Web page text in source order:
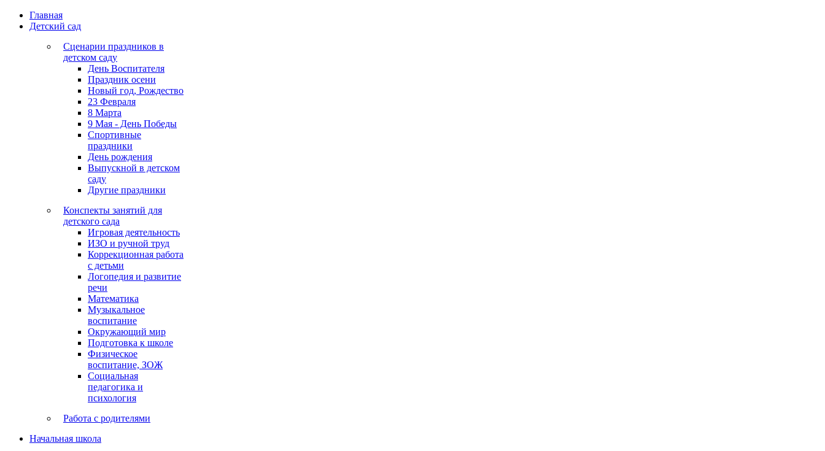
Главная
Детский сад
Сценарии праздников в
детском саду
День Воспитателя
Праздник осени
Новый год, Рождество
23 Февраля
8 Марта
9 Мая - День Победы
Спортивные
праздники
День рождения
Выпускной в детском
саду
Другие праздники
Конспекты занятий для
детского сада
Игровая деятельность
ИЗО и ручной труд
Коррекционная работа
с детьми
Логопедия и развитие
речи
Математика
Музыкальное
воспитание
Окружающий мир
Подготовка к школе
Физическое
воспитание, ЗОЖ
Социальная
педагогика и
психология
Работа с родителями
Начальная школа